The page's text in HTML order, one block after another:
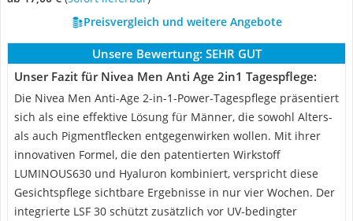
Preisvergleich und weitere Angebote
Unsere Bewertung: SEHR GUT
Unser Fazit für Nivea Men Anti Age 2in1 Tagespflege:
Die Nivea Men Anti-Age 2-in-1-Power-Tagespflege präsentiert
sich als eine effektive Lösung für Männer, die sowohl Alters-
als auch Pigmentflecken entgegenwirken wollen. Mit ihrer
innovativen Formel, die den patentierten Wirkstoff
LUMINOUS630 und Hyaluron kombiniert, verspricht diese
Gesichtspflege sichtbare Ergebnisse in nur vier Wochen. Der
integrierte LSF 30 schützt zusätzlich vor UV-bedingter